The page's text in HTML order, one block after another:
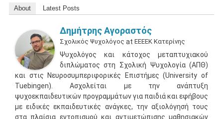
About Latest Posts
Δημήτρης Αγοραστός
Σχολικός Ψυχολόγος at ΕΕΕΕΚ Κατερίνης
Ψυχολόγος και κάτοχος μεταπτυχιακού
διπλώματος στη Σχολική Ψυχολογία (ΑΠΘ)
και στις Νευροσυμπεριφορικές Επιστήμες (University of
Tuebingen). Ασχολείται με την ανάπτυξη
ψυχοεκπαιδευτικών προγραμμάτων για παιδιά και εφήβους
με ειδικές εκπαιδευτικές ανάγκες, την αξιολόγησή τους
στα πλαίσια εντοπισμού και αντιμετώπισης μαθησιακών